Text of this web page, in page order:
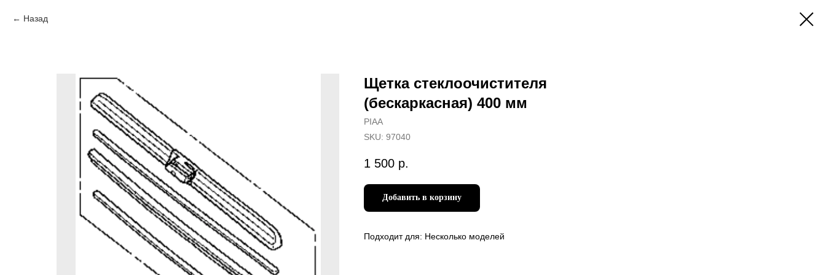
Назад
Щетка стеклоочистителя
(бескаркасная) 400 мм
PIAA
SKU: 97040
1 500 р.
Добавить в корзину
Подходит для: Несколько моделей